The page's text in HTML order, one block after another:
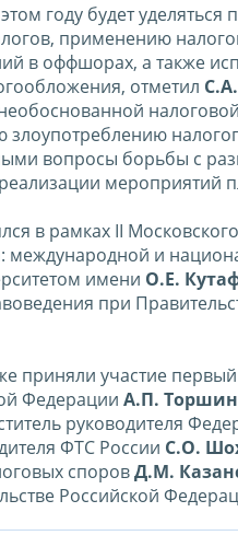
году будет
применению
в оффшорах, а также
отметил
злоупотреблению
вопросы борьбы с
мероприятий
в рамках II
международной и
имени О.Е.
при
приняли участие
Федерации А.П. Торшин
руководителя
ФТС России С.О.
споровД.М.
Российской